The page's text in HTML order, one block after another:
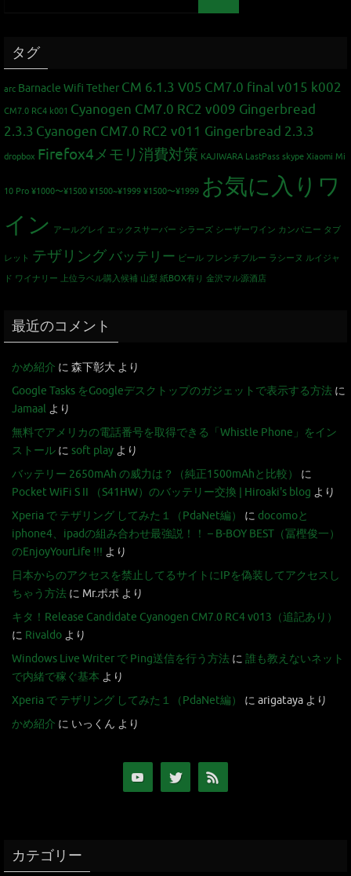
タグ
arc Barnacle Wifi Tether CM 6.1.3 V05 CM7.0 final v015 k002
CM7.0 RC4 k001 Cyanogen CM7.0 RC2 v009 Gingerbread
2.3.3 Cyanogen CM7.0 RC2 v011 Gingerbread 2.3.3
dropbox Firefox4メモリ消費対策 KAJIWARA LastPass skype Xiaomi Mi
10 Pro ¥1000〜¥1500 ¥1500~¥1999 ¥1500〜¥1999 お気に入りワ
イン アールグレイ エックスサーバー シラーズ シーザーワイン カンパニー タブ
レット テザリングバッテリー ビール フレンチブルー ラシーヌ ルイジャ
ド ワイナリー 上位ラベル購入候補 山梨 紙BOX有り 金沢マル源酒店
最近のコメント
かめ紹介 に 森下彰大 より
Google Tasks をGoogleデスクトップのガジェットで表示する方法 に
Jamaal より
無料でアメリカの電話番号を取得できる「Whistle Phone」をイン
ストール に soft play より
バッテリー 2650mAh の威力は？（純正1500mAhと比較）
に
Pocket WiFi S II （S41HW）のバッテリー交換 | Hiroaki's blog より
Xperia で テザリング してみた１（PdaNet編）
に docomoと
iphone4、ipadの組み合わせ最強説！！ – B-BOY BEST（冨樫俊一）
のEnjoyYourLife !!! より
日本からのアクセスを禁止してるサイトにIPを偽装してアクセスし
ちゃう方法 に Mr.ポポ より
キタ！Release Candidate Cyanogen CM7.0 RC4 v013（追記あり）
に Rivaldo より
Windows Live Writer で Ping送信を行う方法 に 誰も教えないネット
で内緒で稼ぐ基本 より
Xperia で テザリング してみた１（PdaNet編）
に arigataya より
かめ紹介 に いっくん より
カテゴリー